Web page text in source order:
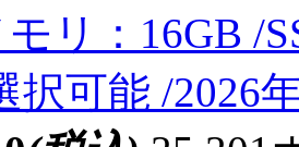
リ：16GB /
択可能 /2026